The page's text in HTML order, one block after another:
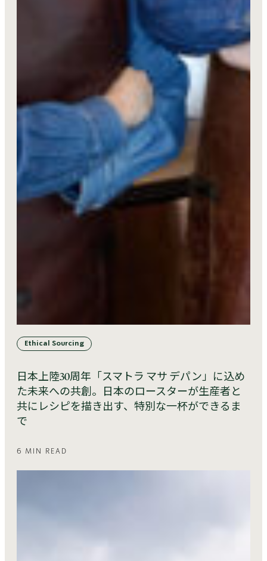
Ethical Sourcing
日本上陸30周年「スマトラ マサ デパン」に込め
た未来への共創。日本のロースターが生産者と
共にレシピを描き出す、特別な一杯ができるま
で
6 MIN READ